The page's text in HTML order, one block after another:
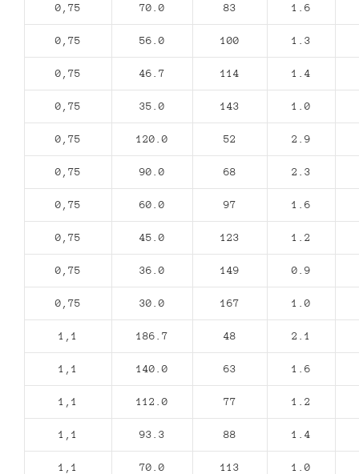
0,75 70.0 83 1.6
0,75 56.0 100 1.3
0,75 46.7 114 1.4
0,75 35.0 143 1.0
0,75 120.0 52 2.9
0,75 90.0 68 2.3
0,75 60.0 97 1.6
0,75 45.0 123 1.2
0,75 36.0 149 0.9
0,75 30.0 167 1.0
1,1 186.7 48 2.1
1,1 140.0 63 1.6
1,1 112.0 77 1.2
1,1 93.3 88 1.4
1,1 70.0 113 1.0